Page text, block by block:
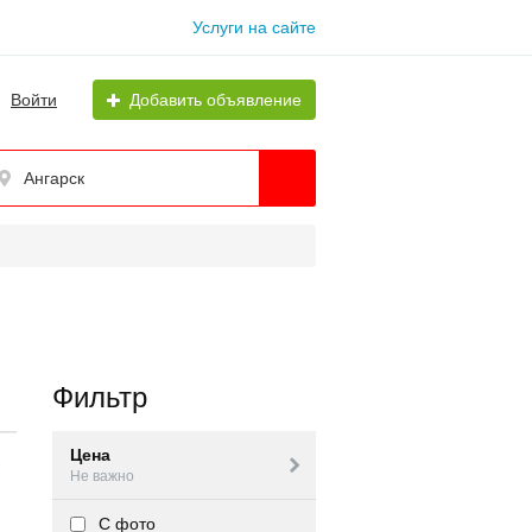
Услуги на сайте
Войти Добавить объявление
Ангарск
Фильтр
Цена
Не важно
С фото